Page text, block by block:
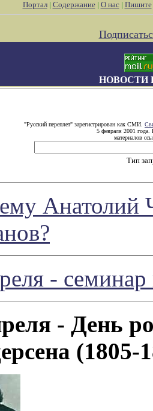
Портал| Содержание| О нас| Пишите
НОВОСТИ
"Русский переплет" зарегистрирован как СМИ.
5 февраля 2001 года.
материалов
Тип
Анатолий
-
- День
(1805-